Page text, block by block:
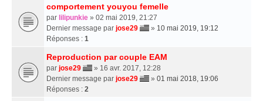
comportement youyou femelle
par lilipunkie » 02 mai 2019, 21:27
Dernier message par jose29 » 10 mai 2019, 19:12
Réponses : 1
Reproduction par couple EAM
par jose29
» 16 avr. 2017, 12:28
Dernier message par jose29 » 01 mai 2018, 19:06
Réponses : 2